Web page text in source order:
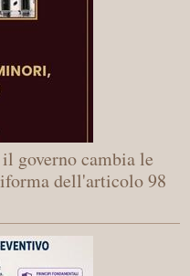
governo cambia le
dell'articolo 98